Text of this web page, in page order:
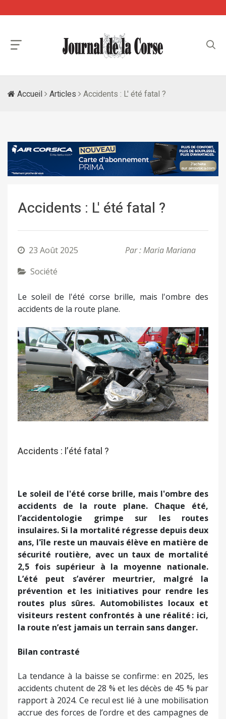
Accueil Articles Accidents : L' été fatal ?
Accidents : L' été fatal ?
23 Août 2025
Par : Maria Mariana
Société
Le soleil de l'été corse brille, mais l'ombre des
accidents de la route plane.
Accidents : l’été fatal ?
Le soleil de l'été corse brille, mais l'ombre des
accidents de la route plane. Chaque été,
l’accidentologie grimpe sur les routes
insulaires. Si la mortalité régresse depuis deux
ans, l'île reste un mauvais élève en matière de
sécurité routière, avec un taux de mortalité
2,5 fois supérieur à la moyenne nationale.
L’été peut s’avérer meurtrier, malgré la
prévention et les initiatives pour rendre les
routes plus sûres. Automobilistes locaux et
visiteurs restent confrontés à une réalité : ici,
la route n’est jamais un terrain sans danger.
Bilan contrasté
La tendance à la baisse se confirme : en 2025, les
accidents chutent de 28 % et les décès de 45 % par
rapport à 2024. Ce recul est lié à une mobilisation
accrue des forces de l’ordre et des campagnes de